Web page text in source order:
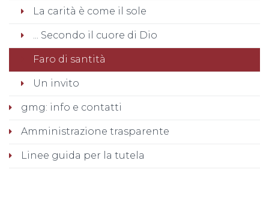
La carità è come il sole
... Secondo il cuore di Dio
Faro di santità
Un invito
gmg: info e contatti
Amministrazione trasparente
Linee guida per la tutela